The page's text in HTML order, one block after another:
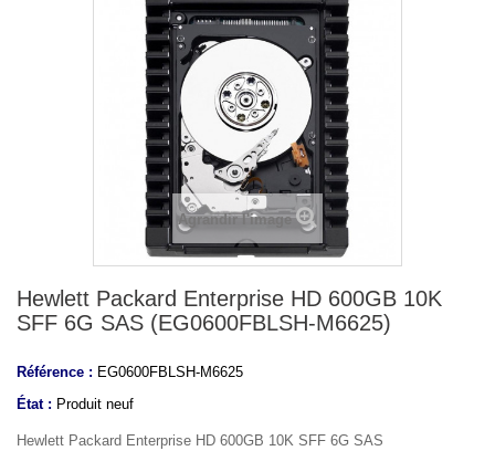
Agrandir l'image
Hewlett Packard Enterprise HD 600GB 10K
SFF 6G SAS (EG0600FBLSH-M6625)
Référence : EG0600FBLSH-M6625
État : Produit neuf
Hewlett Packard Enterprise HD 600GB 10K SFF 6G SAS